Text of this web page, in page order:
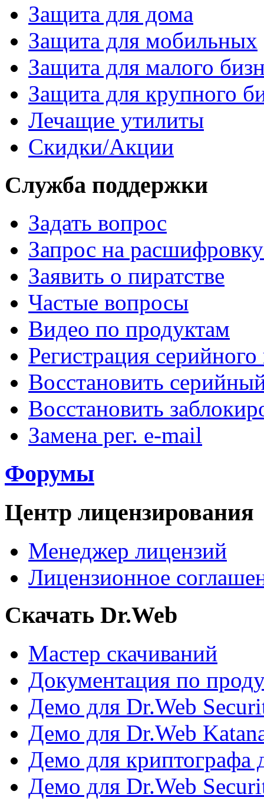
Защита для дома
Защита для мобильных
Защита для малого
Защита для крупного
Лечащие утилиты
Скидки/Акции
Служба поддержки
Задать вопрос
Запрос на
Заявить о пиратстве
Частые вопросы
Видео по продуктам
Регистрация
Восстановить
Восстановить
Замена рег. e-mail
Форумы
Центр лицензирования
Менеджер лицензий
Лицензионное
Скачать Dr.Web
Мастер скачиваний
Документация по
Демо для Dr.Web
Демо для Dr.Web
Демо для криптографа
Демо для Dr.Web